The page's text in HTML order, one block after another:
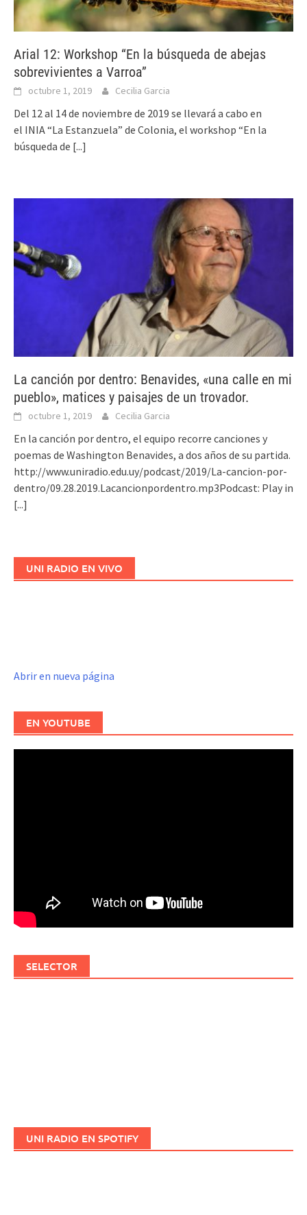
Arial 12: Workshop “En la búsqueda de abejas
sobrevivientes a Varroa”
octubre 1, 2019 Cecilia Garcia
Del 12 al 14 de noviembre de 2019 se llevará a cabo en
el INIA “La Estanzuela” de Colonia, el workshop “En la
búsqueda de [...]
La canción por dentro: Benavides, «una calle en mi
pueblo», matices y paisajes de un trovador.
octubre 1, 2019 Cecilia Garcia
En la canción por dentro, el equipo recorre canciones y
poemas de Washington Benavides, a dos años de su partida.
http://www.uniradio.edu.uy/podcast/2019/La-cancion-por-
dentro/09.28.2019.Lacancionpordentro.mp3Podcast: Play in
[...]
UNI RADIO EN VIVO
Abrir en nueva página
EN YOUTUBE
SELECTOR
UNI RADIO EN SPOTIFY